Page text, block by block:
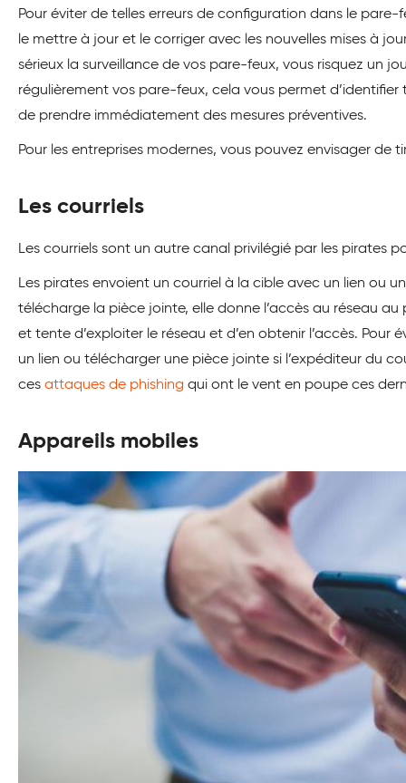
Pour éviter de telles erreurs de configuration dans le
le mettre à jour et le corriger avec les nouvelles mises à
sérieux la surveillance de vos pare-feux, vous risquez un
régulièrement vos pare-feux, cela vous permet
de prendre immédiatement des mesures préventives.
Pour les entreprises modernes, vous pouvez envisager de
Les courriels
Les courriels sont un autre canal privilégié par les pirates
Les pirates envoient un courriel à la cible avec un lien ou
télécharge la pièce jointe, elle donne l’accès au réseau
et tente d’exploiter le réseau et d’en obtenir l’accès.
un lien ou télécharger une pièce jointe si l’expéditeur du
ces attaques de phishing qui ont le vent en poupe ces
Appareils mobiles